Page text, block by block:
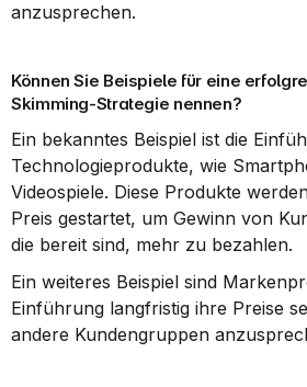
anzusprechen.
Können Sie Beispiele für eine
Skimming-Strategie nennen?
Ein bekanntes Beispiel ist die
Technologieprodukte, wie
Videospiele. Diese Produkte
Preis gestartet, um Gewinn von
die bereit sind, mehr zu bezahlen.
Ein weiteres Beispiel sind
Einführung langfristig ihre Preise
andere Kundengruppen